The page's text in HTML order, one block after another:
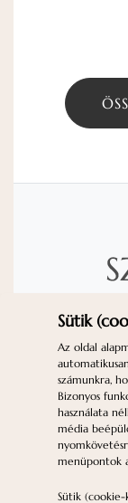
1077
Sütik
Az oldal
számunkra,
Bizonyos
használata
média
menüpontok
Sütik (cookie-